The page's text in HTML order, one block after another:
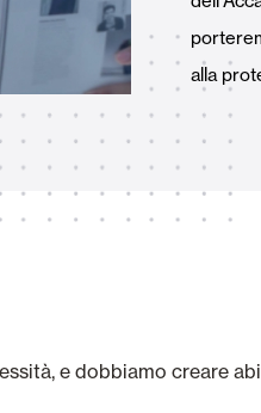
Tende
VEDI TUTTI I PRODOTTI
alla
e dobbiamo creare